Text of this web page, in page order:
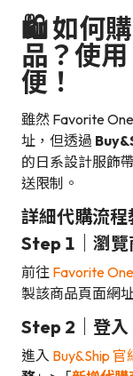
🛍 如何
品？使
便！
雖然 Favorite
址，但透過
的日系設計服飾
送限制。
詳細代購流程
Step 1｜瀏覽
前往 Favorite
製該商品頁面網
Step 2｜登入
進入 Buy&Ship 官